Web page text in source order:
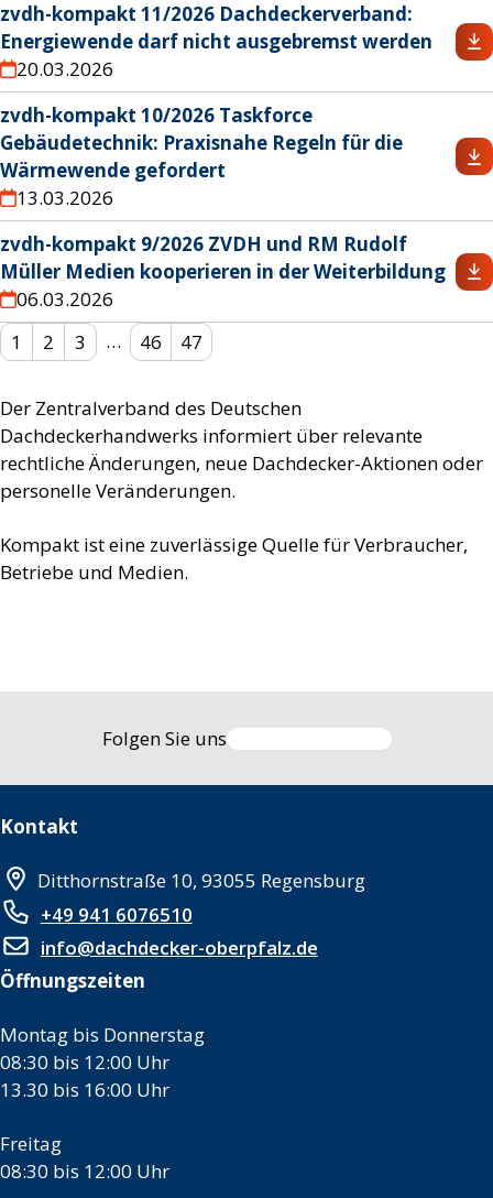
zvdh-kompakt 11/2026 Dachdeckerverband:
Energiewende darf nicht ausgebremst werden
20.03.2026
zvdh-kompakt 10/2026 Taskforce
Gebäudetechnik: Praxisnahe Regeln für die
Wärmewende gefordert
13.03.2026
zvdh-kompakt 9/2026 ZVDH und RM Rudolf
Müller Medien kooperieren in der Weiterbildung
06.03.2026
1
2 3 … 46 47
Der Zentralverband des Deutschen
Dachdeckerhandwerks informiert über relevante
rechtliche Änderungen, neue Dachdecker-Aktionen oder
personelle Veränderungen.
Kompakt ist eine zuverlässige Quelle für Verbraucher,
Betriebe und Medien.
Folgen Sie uns
Kontakt
Ditthornstraße 10, 93055 Regensburg
+49 941 6076510
info@dachdecker-oberpfalz.de
Öffnungszeiten
Montag bis Donnerstag
08:30 bis 12:00 Uhr
13.30 bis 16:00 Uhr
Freitag
08:30 bis 12:00 Uhr